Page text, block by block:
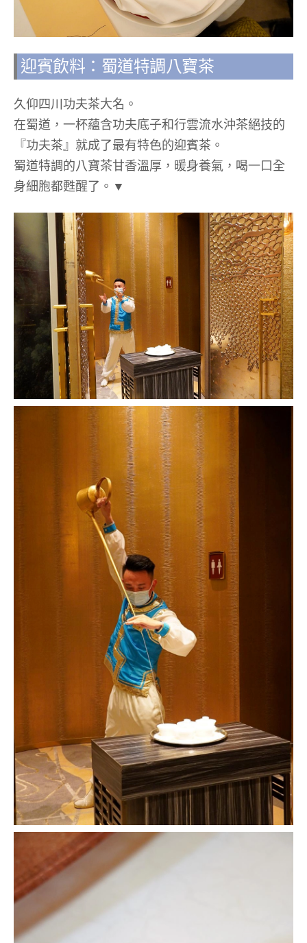
迎賓飲料：蜀道特調八寶茶
久仰四川功夫茶大名。
在蜀道，一杯蘊含功夫底子和行雲流水沖茶絕技的
『功夫茶』就成了最有特色的迎賓茶。
蜀道特調的八寶茶甘香溫厚，暖身養氣，喝一口全
身細胞都甦醒了。▼